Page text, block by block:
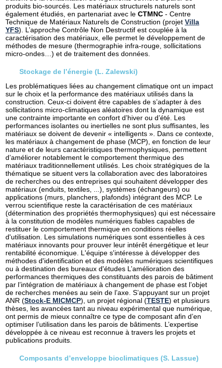
produits bio-sourcés. Les matériaux structurels naturels sont
également étudiés, en partenariat avec le CTMNC - Centre
Technique de Matériaux Naturels de Construction (projet Villa
YFS). L’approche Contrôle Non Destructif est couplée à la
caractérisation des matériaux, elle permet le développement de
méthodes de mesure (thermographie infra-rouge, sollicitations
micro-ondes…) et de traitement des données.
Stockage de l’énergie (L. Zalewski)
Les problématiques liées au changement climatique ont un impact
sur le choix et la performance des matériaux utilisés dans la
construction. Ceux-ci doivent être capables de s’adapter à des
sollicitations micro-climatiques aléatoires dont la dynamique est
une contrainte importante en confort d’hiver ou d’été. Les
performances isolantes ou inertielles ne sont plus suffisantes, les
matériaux se doivent de devenir « intelligents ». Dans ce contexte,
les matériaux à changement de phase (MCP), en fonction de leur
nature et de leurs caractéristiques thermophysiques, permettent
d’améliorer notablement le comportement thermique des
matériaux traditionnellement utilisés. Les choix stratégiques de la
thématique se situent vers la collaboration avec des laboratoires
de recherches ou des entreprises qui souhaitent développer des
matériaux (enduits, textiles, ...), systèmes (échangeurs) ou
applications (murs, planchers, plafonds) intégrant des MCP. Le
verrou scientifique reste la caractérisation de ces matériaux
(détermination des propriétés thermophysiques) qui est nécessaire
à la constitution de modèles numériques fiables capables de
restituer le comportement thermique en conditions réelles
d'utilisation. Les simulations numériques sont essentielles à ces
matériaux innovants pour prouver leur intérêt énergétique et leur
rentabilité économique. L'équipe s'intéresse à développer des
méthodes d'identification et des modèles numériques scientifiques
ou à destination des bureaux d'études L’amélioration des
performances thermiques des constituants des parois de bâtiment
par l’intégration de matériaux à changement de phase est l’objet
de recherches menées au sein de l’axe. S’appuyant sur un projet
ANR (Stock-E MICMCP), un projet régional (TESTE) et plusieurs
thèses, les avancées tant au niveau expérimental que numérique,
ont permis de mieux connaître ce type de composant afin d’en
optimiser l’utilisation dans les parois de bâtiments. L’expertise
développée à ce niveau est reconnue à travers les projets et
publications produits.
Composants d’enveloppe bioclimatiques (S. Lassue)